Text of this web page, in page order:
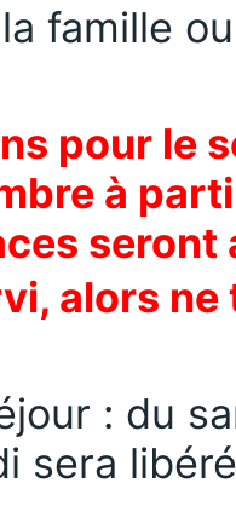
famille
pour le
à
alors ne
: du
sera